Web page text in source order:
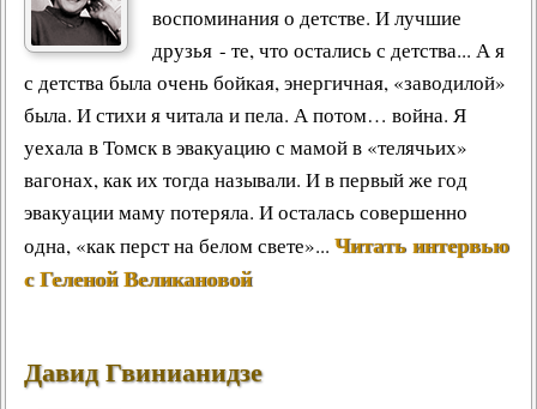
воспоминания о детстве. И лучшие
друзья - те, что остались с детства... А я
с детства была очень бойкая, энергичная, «заводилой»
была. И стихи я читала и пела. А потом… война. Я
уехала в Томск в эвакуацию с мамой в «телячьих»
вагонах, как их тогда называли. И в первый же год
эвакуации маму потеряла. И осталась совершенно
одна, «как перст на белом свете»... Читать интервью
с Геленой Великановой
Давид Гвинианидзе